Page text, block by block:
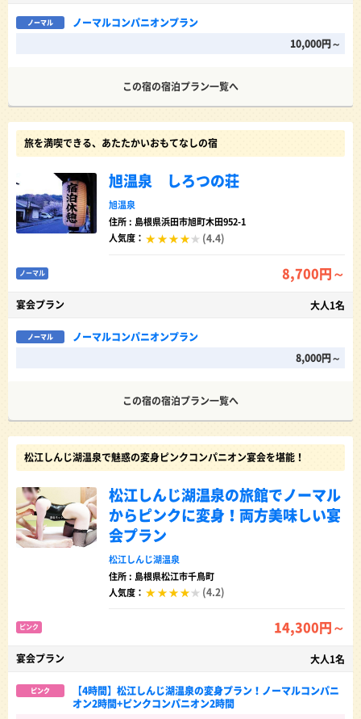
ノーマル
ノーマルコンパニオンプラン
10,000円～
この宿の宿泊プラン一覧へ
旅を満喫できる、あたたかいおもてなしの宿
旭温泉 しろつの荘
旭温泉
住所 : 島根県浜田市旭町木田952-1
人気度：
(4.4)
ノーマル 8,700円～
宴会プラン 大人1名
ノーマル
ノーマルコンパニオンプラン
8,000円～
この宿の宿泊プラン一覧へ
松江しんじ湖温泉で魅惑の変身ピンクコンパニオン宴会を堪能！
松江しんじ湖温泉の旅館でノーマル
からピンクに変身！両方美味しい宴
会プラン
松江しんじ湖温泉
住所 : 島根県松江市千鳥町
人気度：
(4.2)
ピンク 14,300円～
宴会プラン 大人1名
ピンク
【4時間】松江しんじ湖温泉の変身プラン！ノーマルコンパニ
オン2時間+ピンクコンパニオン2時間